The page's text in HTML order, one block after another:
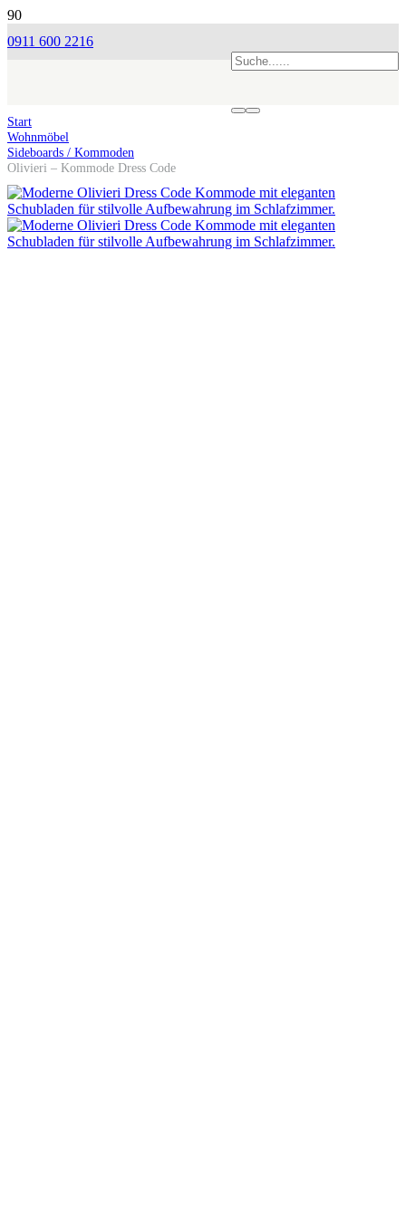
0911 600 2216
Start
Wohnmöbel
Sideboards / Kommoden
Olivieri – Kommode Dress Code